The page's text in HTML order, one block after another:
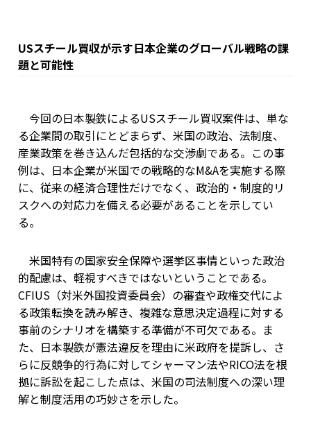
USスチール買収が示す日本企業のグローバル戦略の課
題と可能性
今回の日本製鉄によるUSスチール買収案件は、単な
る企業間の取引にとどまらず、米国の政治、法制度、
産業政策を巻き込んだ包括的な交渉劇である。この事
例は、日本企業が米国での戦略的なM&Aを実施する際
に、従来の経済合理性だけでなく、政治的・制度的リ
スクへの対応力を備える必要があることを示してい
る。
米国特有の国家安全保障や選挙区事情といった政治
的配慮は、軽視すべきではないということである。
CFIUS（対米外国投資委員会）の審査や政権交代によ
る政策転換を読み解き、複雑な意思決定過程に対する
事前のシナリオを構築する準備が不可欠である。ま
た、日本製鉄が憲法違反を理由に米政府を提訴し、さ
らに反競争的行為に対してシャーマン法やRICO法を根
拠に訴訟を起こした点は、米国の司法制度への深い理
解と制度活用の巧妙さを示した。